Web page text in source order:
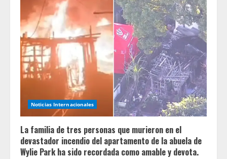
Noticias Internacionales
La familia de tres personas que murieron en el
devastador incendio del apartamento de la abuela de
Wylie Park ha sido recordada como amable y devota.